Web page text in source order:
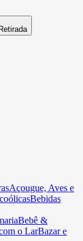
Açougue, Aves e
Bebidas
Bebê &
o LarBazar e